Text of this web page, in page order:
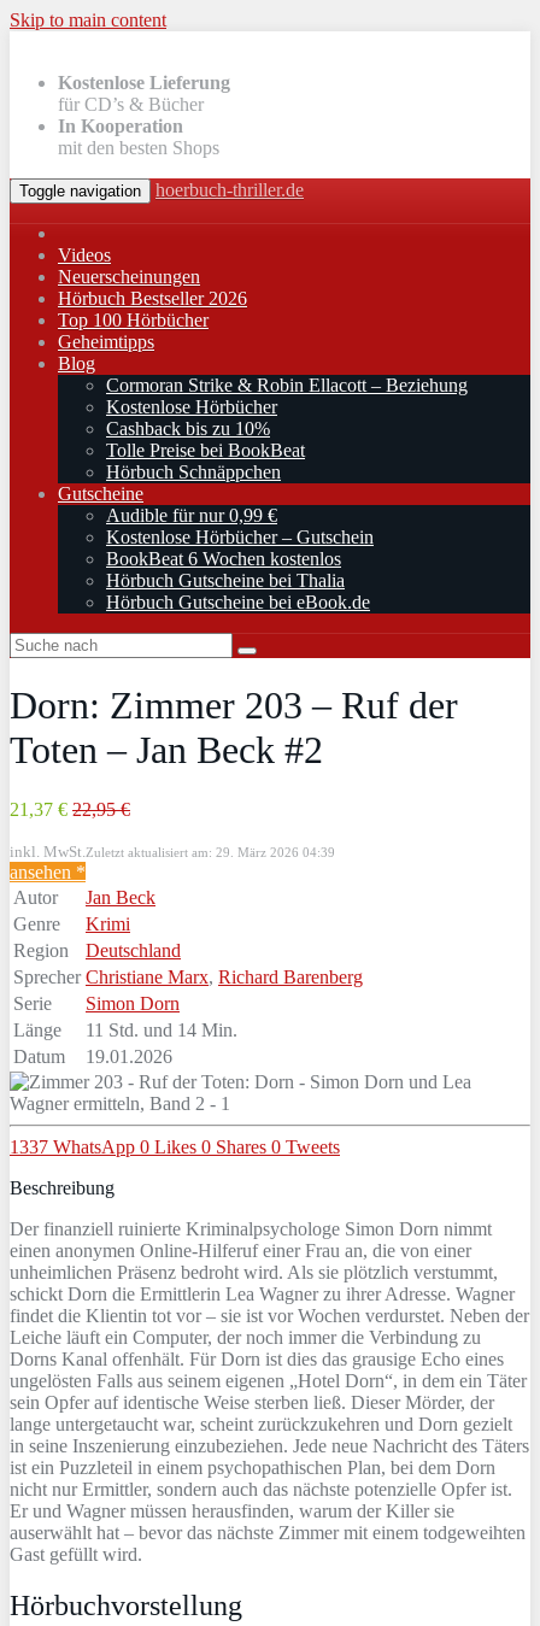
Skip to main content
Kostenlose Lieferung
für CD’s & Bücher
In Kooperation
mit den besten Shops
Toggle navigation hoerbuch-thriller.de
Videos
Neuerscheinungen
Hörbuch Bestseller 2026
Top 100 Hörbücher
Geheimtipps
Blog
Cormoran Strike & Robin Ellacott – Beziehung
Kostenlose Hörbücher
Cashback bis zu 10%
Tolle Preise bei BookBeat
Hörbuch Schnäppchen
Gutscheine
Audible für nur 0,99 €
Kostenlose Hörbücher – Gutschein
BookBeat 6 Wochen kostenlos
Hörbuch Gutscheine bei Thalia
Hörbuch Gutscheine bei eBook.de
Dorn: Zimmer 203 – Ruf der
Toten – Jan Beck #2
21,37 € 22,95 €
inkl. MwSt. Zuletzt aktualisiert am: 29. März 2026 04:39
ansehen *
Autor
Jan Beck
Genre
Krimi
Region
Deutschland
Sprecher Christiane Marx, Richard Barenberg
Serie
Simon Dorn
Länge
11 Std. und 14 Min.
Datum
19.01.2026
1337 WhatsApp 0 Likes 0 Shares 0 Tweets
Beschreibung
Der finanziell ruinierte Kriminalpsychologe Simon Dorn nimmt
einen anonymen Online-Hilferuf einer Frau an, die von einer
unheimlichen Präsenz bedroht wird. Als sie plötzlich verstummt,
schickt Dorn die Ermittlerin Lea Wagner zu ihrer Adresse. Wagner
findet die Klientin tot vor – sie ist vor Wochen verdurstet. Neben der
Leiche läuft ein Computer, der noch immer die Verbindung zu
Dorns Kanal offenhält. Für Dorn ist dies das grausige Echo eines
ungelösten Falls aus seinem eigenen „Hotel Dorn“, in dem ein Täter
sein Opfer auf identische Weise sterben ließ. Dieser Mörder, der
lange untergetaucht war, scheint zurückzukehren und Dorn gezielt
in seine Inszenierung einzubeziehen. Jede neue Nachricht des Täters
ist ein Puzzleteil in einem psychopathischen Plan, bei dem Dorn
nicht nur Ermittler, sondern auch das nächste potenzielle Opfer ist.
Er und Wagner müssen herausfinden, warum der Killer sie
auserwählt hat – bevor das nächste Zimmer mit einem todgeweihten
Gast gefüllt wird.
Hörbuchvorstellung